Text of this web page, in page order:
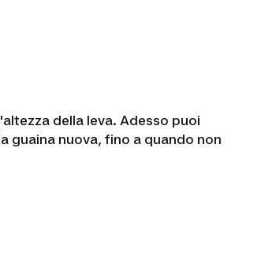
della leva. Adesso puoi
guaina nuova, fino a quando non